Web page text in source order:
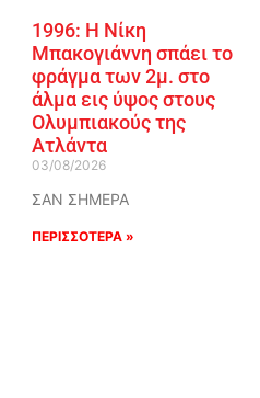
1996: Η Νίκη
Μπακογιάννη σπάει το
φράγμα των 2μ. στο
άλμα εις ύψος στους
Ολυμπιακούς της
Ατλάντα
03/08/2026
ΣΑΝ ΣΗΜΕΡΑ
ΠΕΡΙΣΣΟΤΕΡΑ »